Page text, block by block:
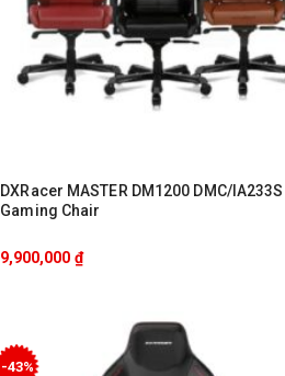
DXRacer MASTER DM1200 DMC/IA233S
Gaming Chair
9,900,000₫
-43%